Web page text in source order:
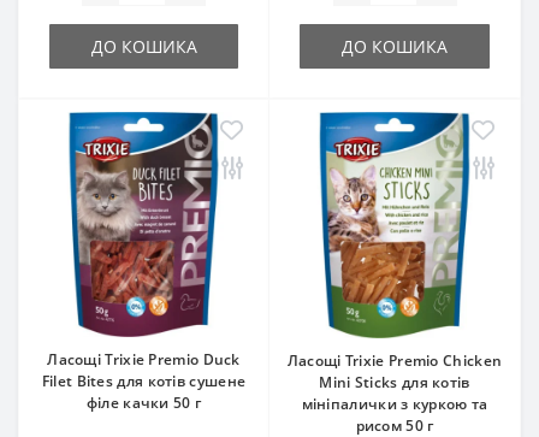
ДО КОШИКА ДО КОШИКА
Ласощі Trixie Premio Duck
Filet Bites для котів сушене
філе качки 50 г
Ласощі Trixie Premio Chicken
Mini Sticks для котів
мініпалички з куркою та
рисом 50 г